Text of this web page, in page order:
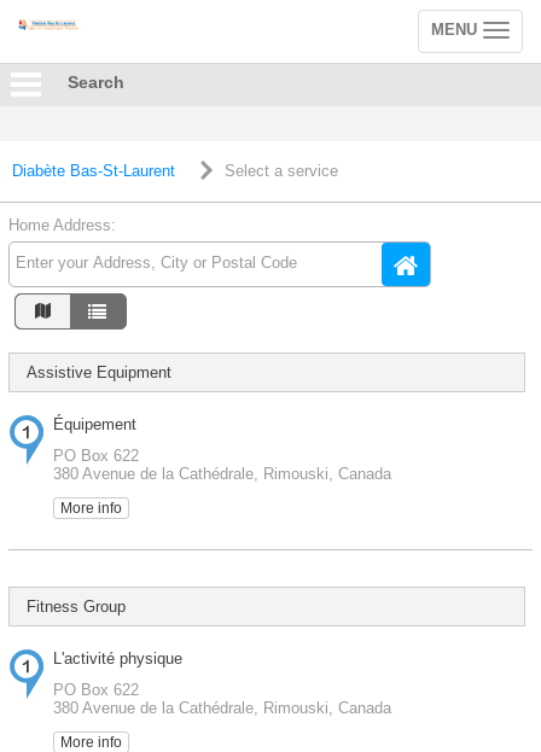
Toggle
navigation
MENU
Search
Diabète Bas-St-Laurent Select a service
Home Address:
Assistive Equipment
Équipement
PO Box 622
380 Avenue de la Cathédrale, Rimouski, Canada
More info
Fitness Group
L'activité physique
PO Box 622
380 Avenue de la Cathédrale, Rimouski, Canada
More info